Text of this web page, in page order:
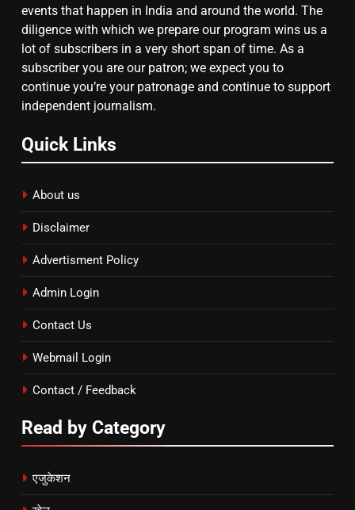
तय किए
8
सुप्रीम कोर्ट ने राहुल गांधी के ‘वोट चोरी’
के आरोप खारिज किए, शेखपुरा में पीएम की
मां को गाली पर कोर्ट का समन जारी
events that happen in India and around the world. The
diligence with which we prepare our program wins us a
lot of subscribers in a very short span of time. As a
subscriber you are our patron; we expect you to
continue you’re your patronage and continue to support
independent journalism.
Quick Links
About us
Disclaimer
Advertisment Policy
Admin Login
Contact Us
Webmail Login
Contact / Feedback
Read by Category
एजुकेशन